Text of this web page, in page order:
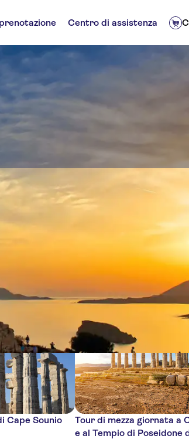
Centro di assistenza
of Poseidon
Sort
Cape Sounio
Tour di mezza giornata a
e al Tempio di Poseidone